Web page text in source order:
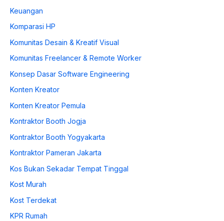
Keuangan
Komparasi HP
Komunitas Desain & Kreatif Visual
Komunitas Freelancer & Remote Worker
Konsep Dasar Software Engineering
Konten Kreator
Konten Kreator Pemula
Kontraktor Booth Jogja
Kontraktor Booth Yogyakarta
Kontraktor Pameran Jakarta
Kos Bukan Sekadar Tempat Tinggal
Kost Murah
Kost Terdekat
KPR Rumah